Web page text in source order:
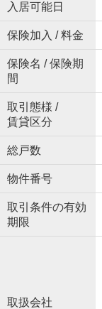
入居可能日
保険加入 / 料金
保険名 / 保険期
間
取引態様 /
賃貸区分
総戸数
物件番号
取引条件の有効
期限
取扱会社